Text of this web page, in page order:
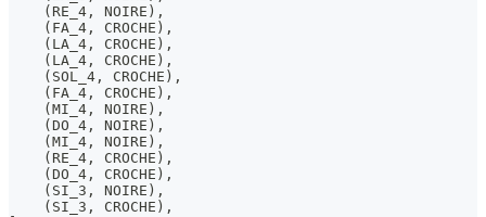
( RE_4 , NOIRE ) ,
( FA_4 , CROCHE ) ,
( LA_4 , CROCHE ) ,
( LA_4 , CROCHE ) ,
( SOL_4 , CROCHE ) ,
( FA_4 , CROCHE ) ,
( MI_4 , NOIRE ) ,
( DO_4 , NOIRE ) ,
( MI_4 , NOIRE ) ,
( RE_4 , CROCHE ) ,
( DO_4 , CROCHE ) ,
( SI_3 , NOIRE ) ,
( SI_3 , CROCHE ) ,